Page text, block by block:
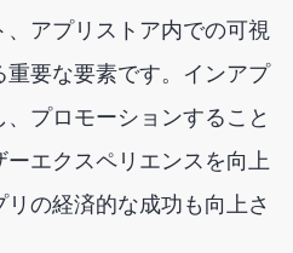
アプリストア内での可視
要な要素です。インアプ
プロモーションすること
エクスペリエンスを向上
の経済的な成功も向上さ